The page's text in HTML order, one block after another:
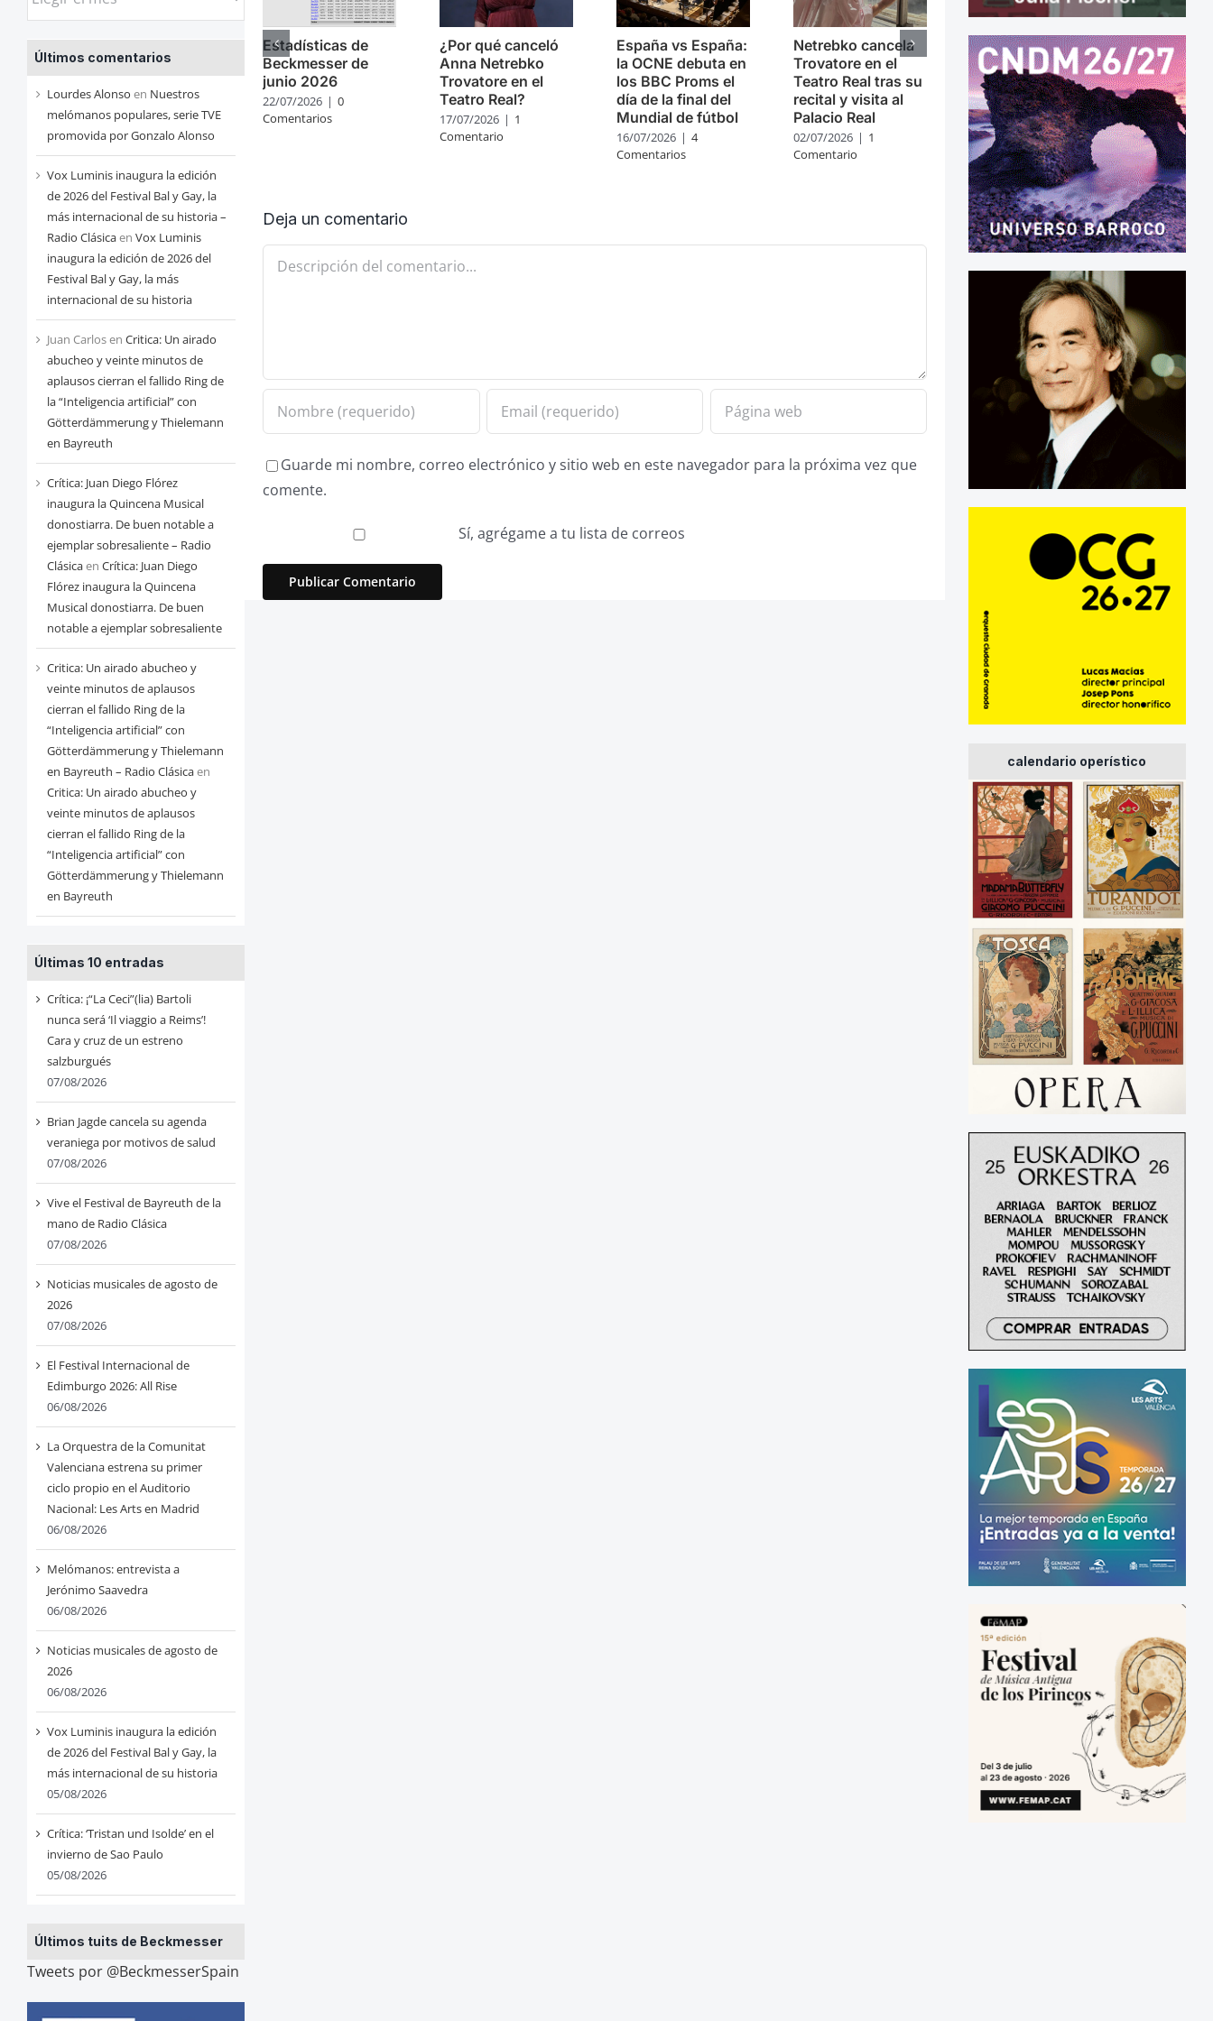
entradas
de
cada
mes
Últimos comentarios
Lourdes Alonso en Nuestros
melómanos populares, serie TVE
promovida por Gonzalo Alonso
Vox Luminis inaugura la edición
de 2026 del Festival Bal y Gay, la
más internacional de su historia –
Radio Clásicaen Vox Luminis
inaugura la edición de 2026 del
Festival Bal y Gay, la más
internacional de su historia
Juan Carlosen Critica: Un airado
abucheo y veinte minutos de
aplausos cierran el fallido Ring de
la “Inteligencia artificial” con
Götterdämmerung y Thielemann
en Bayreuth
Crítica: Juan Diego Flórez
inaugura la Quincena Musical
donostiarra. De buen notable a
ejemplar sobresaliente – Radio
Clásicaen Crítica: Juan Diego
Flórez inaugura la Quincena
Musical donostiarra. De buen
notable a ejemplar sobresaliente
Critica: Un airado abucheo y
veinte minutos de aplausos
cierran el fallido Ring de la
“Inteligencia artificial” con
Götterdämmerung y Thielemann
en Bayreuth – Radio Clásicaen
Critica: Un airado abucheo y
veinte minutos de aplausos
cierran el fallido Ring de la
“Inteligencia artificial” con
Götterdämmerung y Thielemann
en Bayreuth
Últimas 10 entradas
Crítica: ¡“La Ceci”(lia) Bartoli
nunca será ‘Il viaggio a Reims’!
Cara y cruz de un estreno
salzburgués
07/08/2026
Brian Jagde cancela su agenda
veraniega por motivos de salud
07/08/2026
Vive el Festival de Bayreuth de la
mano de Radio Clásica
07/08/2026
Noticias musicales de agosto de
2026
07/08/2026
El Festival Internacional de
Edimburgo 2026: All Rise
06/08/2026
La Orquestra de la Comunitat
Valenciana estrena su primer
ciclo propio en el Auditorio
Nacional: Les Arts en Madrid
06/08/2026
Melómanos: entrevista a
Jerónimo Saavedra
06/08/2026
Noticias musicales de agosto de
2026
06/08/2026
Vox Luminis inaugura la edición
de 2026 del Festival Bal y Gay, la
más internacional de su historia
05/08/2026
Crítica: ‘Tristan und Isolde’ en el
invierno de Sao Paulo
05/08/2026
Últimos tuits de Beckmesser
Tweets por @BeckmesserSpain
Estadísticas de
Beckmesser de
junio 2026
22/07/2026 | 0
Comentarios
¿Por qué canceló
Anna Netrebko
Trovatore en el
Teatro Real?
17/07/2026 | 1
Comentario
España vs España:
la OCNE debuta en
los BBC Proms el
día de la final del
Mundial de fútbol
16/07/2026 | 4
Comentarios
Netrebko cancela
Trovatore en el
Teatro Real tras su
recital y visita al
Palacio Real
02/07/2026 | 1
Comentario
Deja un comentario
Comentario
Guarde mi nombre, correo electrónico y sitio web en este navegador para la próxima vez que
comente.
Sí, agrégame a tu lista de correos
calendario operístico